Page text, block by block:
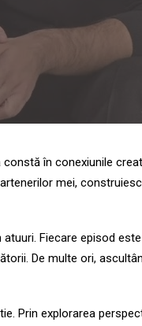
în conexiunile
mei,
Fiecare episod
De multe ori,
Prin explorarea